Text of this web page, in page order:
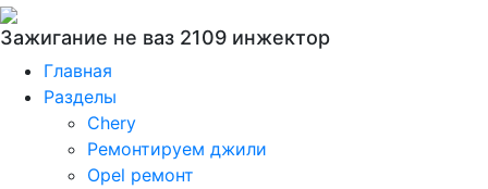
Зажигание не ваз 2109 инжектор
Главная
Разделы
Chery
Ремонтируем джили
Opel ремонт